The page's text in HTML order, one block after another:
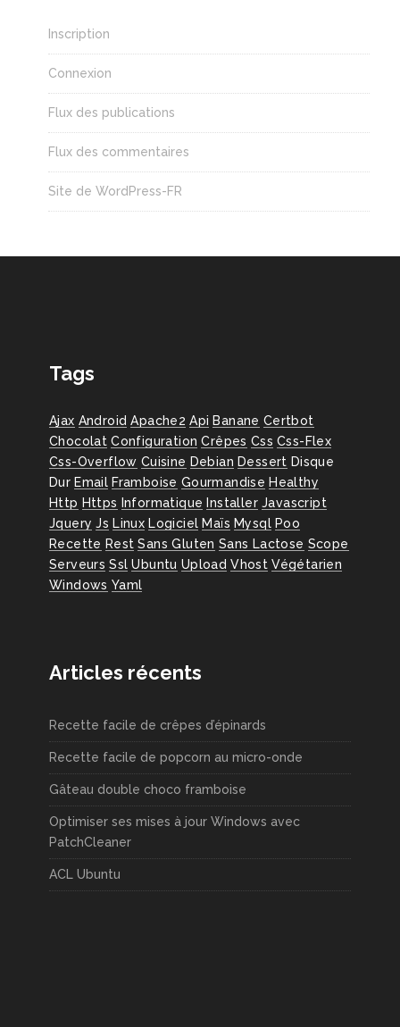
Inscription
Connexion
Flux des publications
Flux des commentaires
Site de WordPress-FR
Tags
Ajax Android Apache2 Api Banane Certbot
Chocolat Configuration Crêpes Css Css-Flex
Css-Overflow Cuisine Debian Dessert Disque
Dur Email Framboise Gourmandise Healthy
Http Https Informatique Installer Javascript
Jquery Js Linux Logiciel Maïs Mysql Poo
Recette Rest Sans Gluten Sans Lactose Scope
Serveurs Ssl Ubuntu Upload Vhost Végétarien
Windows Yaml
Articles récents
Recette facile de crêpes d’épinards
Recette facile de popcorn au micro-onde
Gâteau double choco framboise
Optimiser ses mises à jour Windows avec
PatchCleaner
ACL Ubuntu